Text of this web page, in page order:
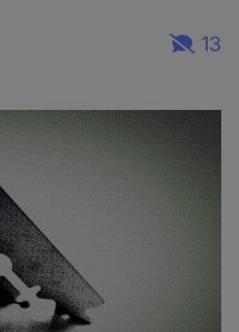
13